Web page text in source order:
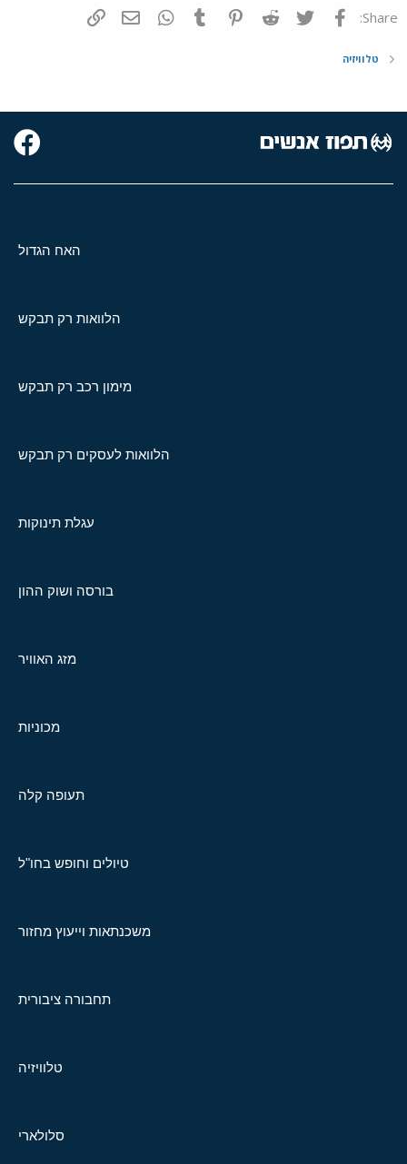
Share: פייסבוק Twitter
Reddit
Pinterest
Tumblr
WhatsAppדואר אלקטרוני
טלוויזיה
האח הגדול
הלוואות רק תבקש
מימון רכב רק תבקש
הלוואות לעסקים רק תבקש
עגלת תינוקות
בורסה ושוק ההון
מזג האוויר
מכוניות
תעופה קלה
טיולים וחופש בחו"ל
משכנתאות וייעוץ מחזור
תחבורה ציבורית
טלוויזיה
סלולארי